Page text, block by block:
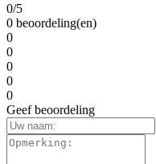
0/5
0 beoordeling(en)
0
0
0
0
0
Geef beoordeling